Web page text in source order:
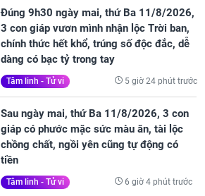
Đúng 9h30 ngày mai, thứ Ba 11/8/2026,
3 con giáp vươn mình nhận lộc Trời ban,
chính thức hết khổ, trúng số độc đắc, dễ
dàng có bạc tỷ trong tay
Tâm linh - Tử vi 5 giờ 24 phút trước
Sau ngày mai, thứ Ba 11/8/2026, 3 con
giáp có phước mặc sức màu ăn, tài lộc
chồng chất, ngồi yên cũng tự động có
tiền
Tâm linh - Tử vi 6 giờ 4 phút trước